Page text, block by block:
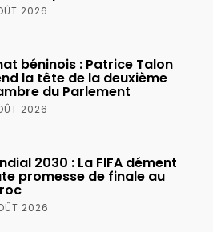
2026
béninois : Patrice Talon
la tête de la deuxième
du Parlement
2026
2030 : La FIFA dément
promesse de finale au
2026